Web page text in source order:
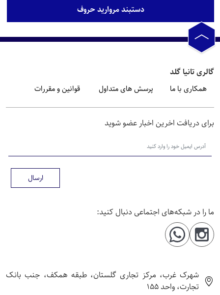
دستبند مروارید حروف
تانیا گلد
همکاری با ما پرسش های متداول قوانین و مقررات
دریافت اخرین اخبار عضو شوید
ارسال
را در شبکه‌های اجتماعی دنبال کنید:
شهرک غرب، مرکز تجاری گلستان، طبقه همکف، جنب بانک
تجارت، واحد 155